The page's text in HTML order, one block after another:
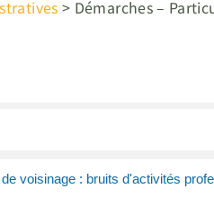
> Démarches –
voisinage : bruits d'activités